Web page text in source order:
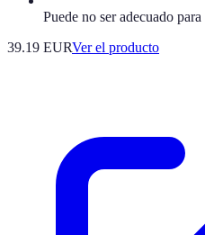
Puede no ser adecuado
39.19 EURVer el producto